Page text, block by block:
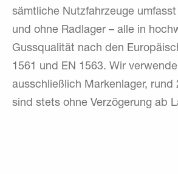
sämtliche Nutzfahrzeuge
und ohne Radlager – alle in
Gussqualität nach den
1561 und EN 1563. Wir
ausschließlich Markenlager, rund
sind stets ohne Verzögerung ab